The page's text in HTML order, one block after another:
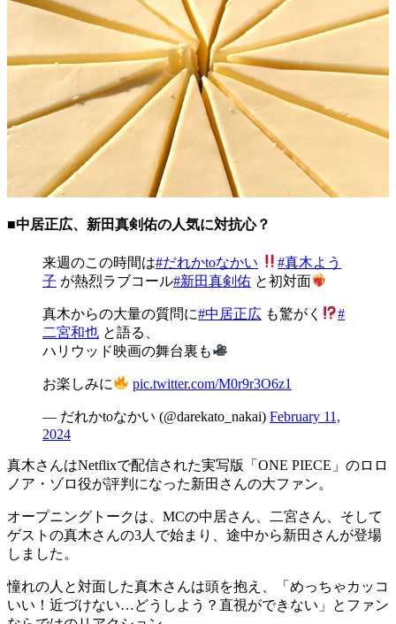
■中居正広、新田真剣佑の人気に対抗心？
来週のこの時間は#だれかtoなかい
#真木よう
子 が熱烈ラブコール#新田真剣佑 と初対面
真木からの大量の質問に#中居正広 も驚がく
#
二宮和也 と語る、
ハリウッド映画の舞台裏も
お楽しみに pic.twitter.com/M0r9r3O6z1
— だれかtoなかい (@darekato_nakai) February 11,
2024
真木さんはNetflixで配信された実写版「ONE PIECE」のロロ
ノア・ゾロ役が評判になった新田さんの大ファン。
オープニングトークは、MCの中居さん、二宮さん、そして
ゲストの真木さんの3人で始まり、途中から新田さんが登場
しました。
憧れの人と対面した真木さんは頭を抱え、「めっちゃカッコ
いい！近づけない…どうしよう？直視ができない」とファン